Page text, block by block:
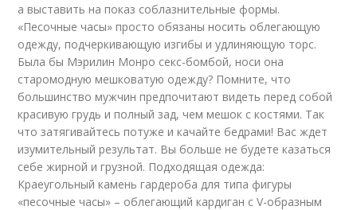
а выставить на показ соблазнительные формы.
«Песочные часы» просто обязаны носить облегающую
одежду, подчеркивающую изгибы и удлиняющую торс.
Была бы Мэрилин Монро секс-бомбой, носи она
старомодную мешковатую одежду? Помните, что
большинство мужчин предпочитают видеть перед собой
красивую грудь и полный зад, чем мешок с костями. Так
что затягивайтесь потуже и качайте бедрами! Вас ждет
изумительный результат. Вы больше не будете казаться
себе жирной и грузной. Подходящая одежда:
Краеугольный камень гардероба для типа фигуры
«песочные часы» – облегающий кардиган с V-образным